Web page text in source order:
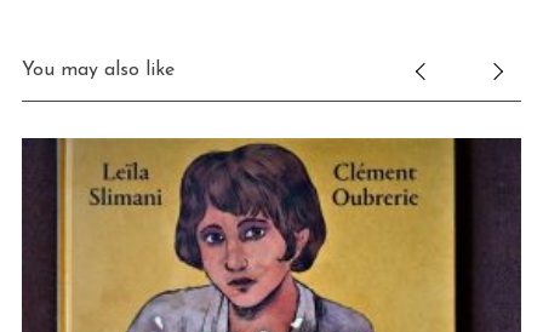
You may also like